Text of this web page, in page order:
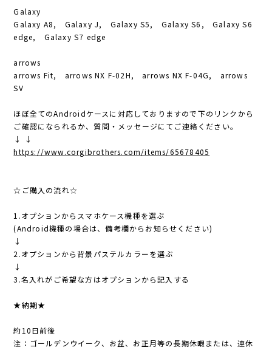
Galaxy
Galaxy A8, Galaxy J, Galaxy S5, Galaxy S6, Galaxy S6
edge, Galaxy S7 edge
arrows
arrows Fit, arrows NX F-02H, arrows NX F-04G, arrows
SV
ほぼ全てのAndroidケースに対応しておりますので下のリンクから
ご確認になられるか、質問・メッセージにてご連絡ください。
↓ ↓
https://www.corgibrothers.com/items/65678405
☆ご購入の流れ☆
1.オプションからスマホケース機種を選ぶ
(Android機種の場合は、備考欄からお知らせください)
↓
2.オプションから背景パステルカラーを選ぶ
↓
3.名入れがご希望な方はオプションから記入する
★納期★
約10日前後
注：ゴールデンウイーク、お盆、お正月等の長期休暇または、連休